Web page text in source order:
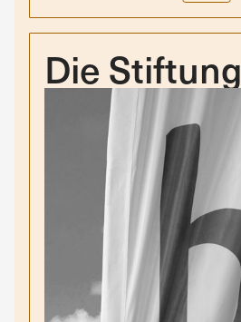
Die Stiftung